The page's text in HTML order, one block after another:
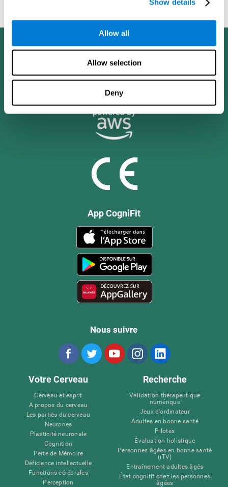
Show details
Allow all
Allow selection
Deny
Working Memory and Executive Function - PLoS ONE July 03,
App CogniFit
Nous suivre
Votre Cerveau
Cerveau et esprit
A propos du cerveau
Les parties du cerveau
Neurones
Plasticité neuronale
Cognition
Perte de Mémoire
Déficience intellectuelle
Functions cérébrales
Perception
Recherche
Validation thérapeutique
numérique
Jeux d'ordinateur
Adultes en bonne santé
Pilotes
Évaluation holistique
Personnes âgées en bonne santé
(iTV)
Entraînement adultes âgés
État cognitif chez les personnes
âgées